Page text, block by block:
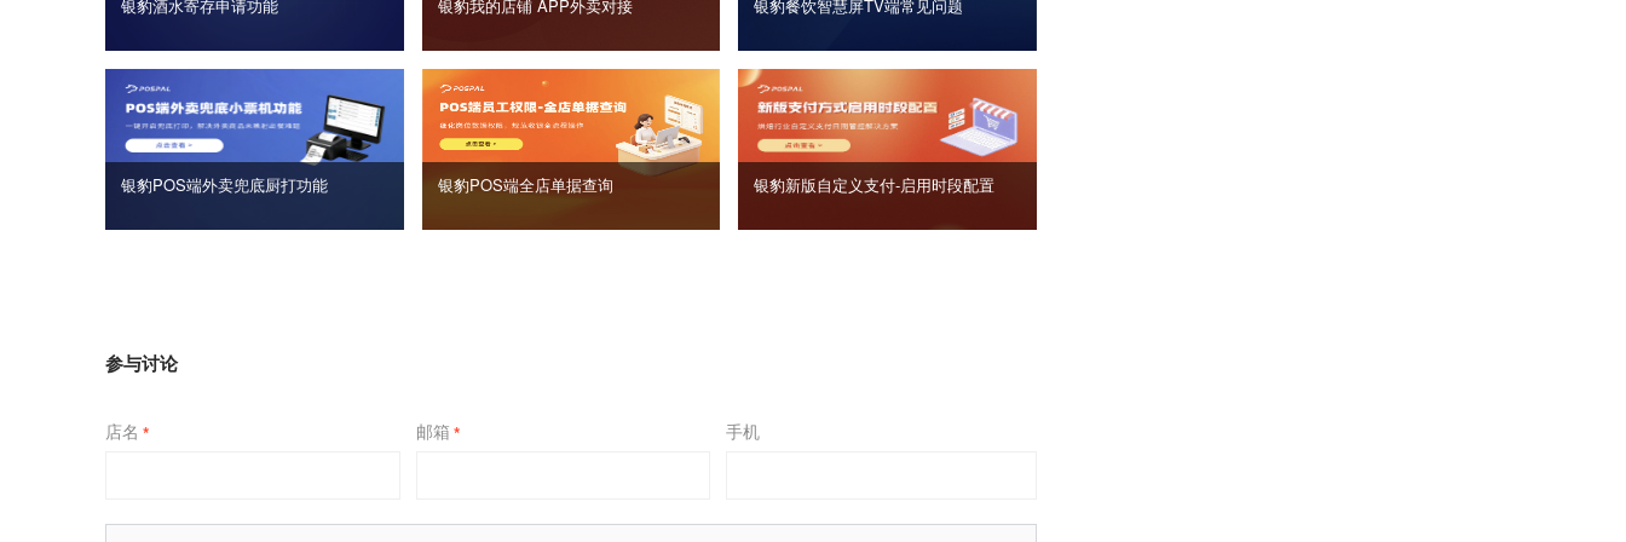
银豹酒水寄存申请功能 银豹我的店铺 APP外卖对接 银豹餐饮智慧屏TV端常见问题
银豹POS端外卖兜底厨打功能 银豹POS端全店单据查询 银豹新版自定义支付‑启用时段配置
参与讨论
店名 * 邮箱 * 手机